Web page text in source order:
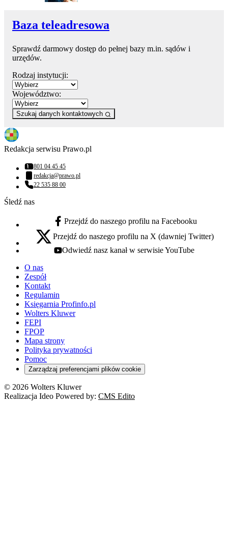
Baza teleadresowa
Sprawdź darmowy dostęp do pełnej bazy m.in. sądów i
urzędów.
Rodzaj instytucji:
Województwo:
Szukaj danych kontaktowych
Redakcja serwisu Prawo.pl
Numer telefonu:
801 04 45 45
Adres email:
redakcja@prawo.pl
Numer telefonu:
22 535 88 00
Śledź nas
facebook - otwiera się w nowej karcie
Przejdź do naszego profilu na Facebooku
x - otwiera się w nowej karcie
Przejdź do naszego profilu na X (dawniej Twitter)
youtube - otwiera się w nowej karcie
Odwiedź nasz kanał w serwisie YouTube
O nas
Zespół
Kontakt
Regulamin
Księgarnia Profinfo.pl
Wolters Kluwer
FEPI
FPOP
Mapa strony
Polityka prywatności
Pomoc
Zarządzaj preferencjami plików cookie
© 2026 Wolters Kluwer
Realizacja Ideo Powered by: CMS Edito